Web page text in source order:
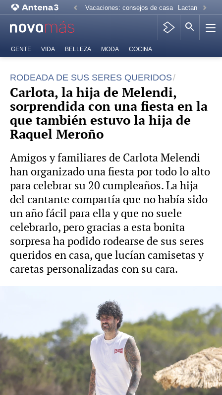
Vacaciones: consejos de casa Lactancia
GENTE VIDA BELLEZA MODA COCINA
RODEADA DE SUS SERES QUERIDOS
Carlota, la hija de Melendi,
sorprendida con una fiesta en la
que también estuvo la hija de
Raquel Meroño
Amigos y familiares de Carlota Melendi
han organizado una fiesta por todo lo alto
para celebrar su 20 cumpleaños. La hija
del cantante compartía que no había sido
un año fácil para ella y que no suele
celebrarlo, pero gracias a esta bonita
sorpresa ha podido rodearse de sus seres
queridos en casa, que lucían camisetas y
caretas personalizadas con su cara.
Carlota, la hija de Melendi, cumple 20 años
y así la felicita su padre: "Buena, valiente y
más fuerte de lo que imaginas"